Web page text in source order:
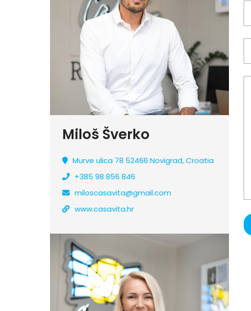
Miloš Šverko
Murve ulica 78 52466 Novigrad, Croatia
+385 98 856 846
miloscasavita@gmail.com
www.casavita.hr